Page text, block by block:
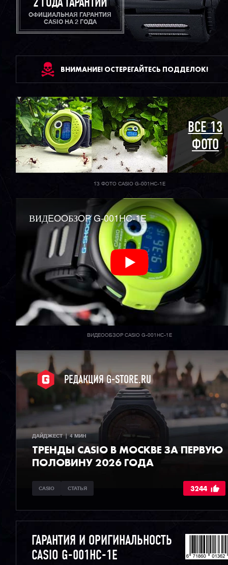
2 ГОДА ГАРАНТИИ
ОФИЦИАЛЬНАЯ ГАРАНТИЯ
CASIO НА 2 ГОДА
ВНИМАНИЕ! ОСТЕРЕГАЙТЕСЬ ПОДДЕЛОК!
ВСЕ 13
ФОТО
13 ФОТО CASIO G-001HC-1E
ВИДEOOБЗOP G-001HC-1E
ВИДЕООБЗОР CASIO G-001HC-1E
РЕДАКЦИЯ G-STORE.RU
ДАЙДЖЕСТ  |  4 МИН
ТРЕНДЫ CASIO В МОСКВЕ ЗА ПЕРВУЮ
ПОЛОВИНУ 2026 ГОДА
CASIO СТАТЬЯ 3244
ГАРАНТИЯ И ОРИГИНАЛЬНОСТЬ
CASIO G-001HC-1E